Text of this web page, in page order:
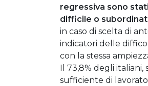
regressiva sono
difficile o
in caso di scelta di
indicatori delle
con la stessa
Il 73,8% degli
sufficiente di